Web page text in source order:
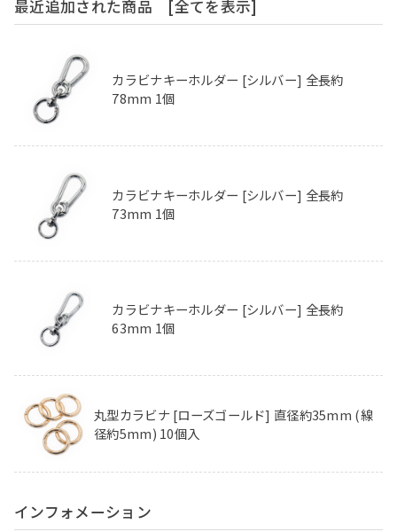
最近追加された商品 [全てを表示]
カラビナキーホルダー [シルバー] 全長約
78mm 1個
カラビナキーホルダー [シルバー] 全長約
73mm 1個
カラビナキーホルダー [シルバー] 全長約
63mm 1個
丸型カラビナ [ローズゴールド] 直径約35mm (線
径約5mm) 10個入
インフォメーション